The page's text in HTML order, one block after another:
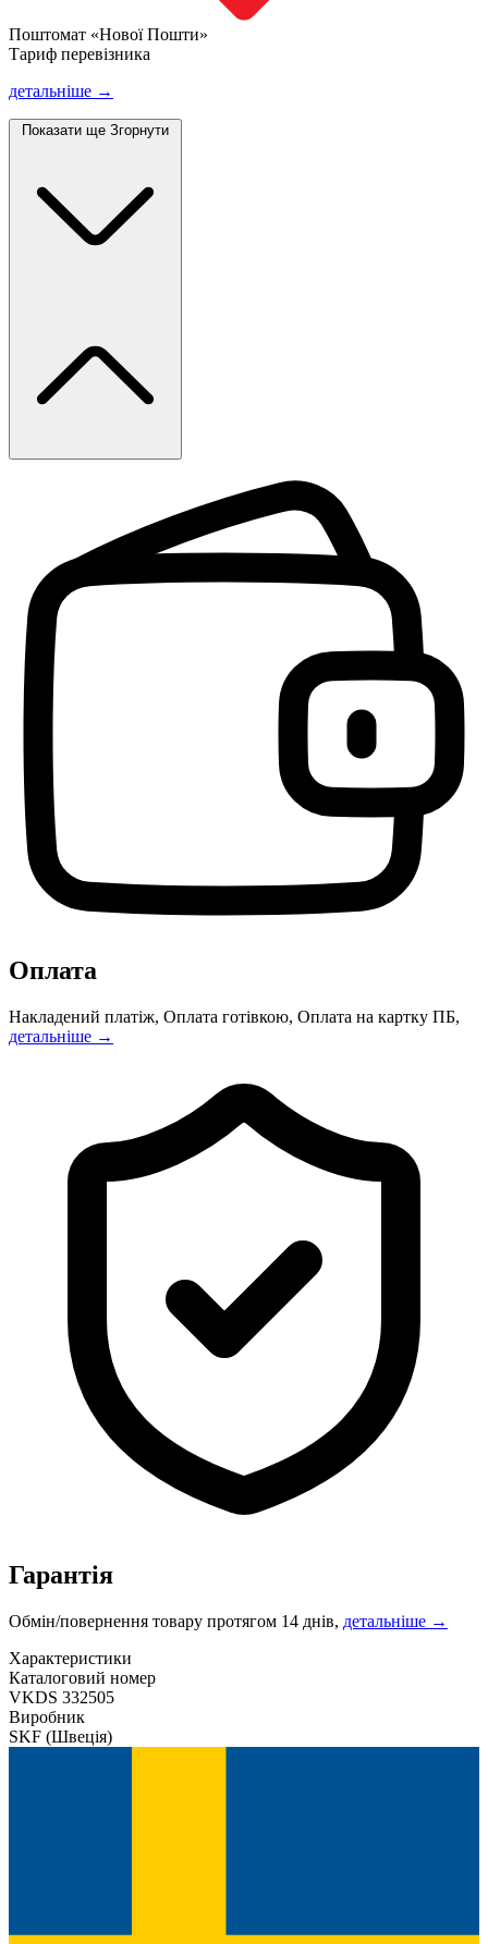
Поштомат «Нової Пошти»
Тариф перевізника
детальніше →
Показати ще Згорнути
Оплата
Накладений платіж, Оплата готівкою, Оплата на картку ПБ,
детальніше →
Гарантія
Обмін/повернення товару протягом 14 днів, детальніше →
Характеристики
Каталоговий номер
VKDS 332505
Виробник
SKF (Швеція)